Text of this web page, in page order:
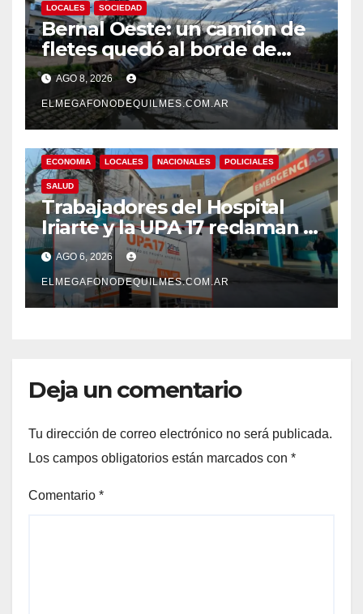
LOCALES SOCIEDAD
Bernal Oeste: un camión de
fletes quedó al borde de
caer al arroyo Las Piedras
AGO 8, 2026
ELMEGAFONODEQUILMES.COM.AR
ECONOMIA LOCALES NACIONALES POLICIALES
SALUD
Trabajadores del Hospital
Iriarte y la UPA 17 reclaman el
pase a planta de becarios y
mejoras laborales
AGO 6, 2026
ELMEGAFONODEQUILMES.COM.AR
Deja un comentario
Tu dirección de correo electrónico no será publicada.
Los campos obligatorios están marcados con *
Comentario *